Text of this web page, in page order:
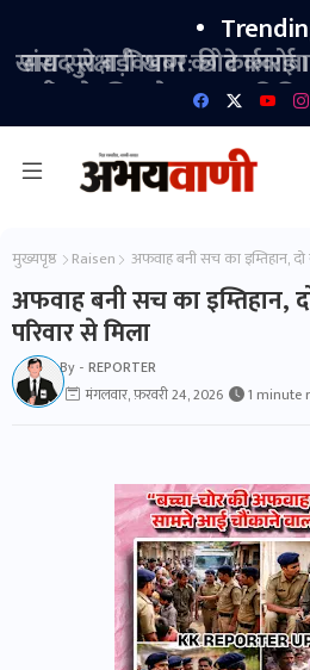
खाद्य सुरक्षा विभाग की
जांच के लिए भेजा नमूना
प्रतिष्ठानों का किया
मुख्यपृष्ठ Raisen अफवाह बनी सच का इम्तिहान,
अफवाह बनी सच का इम्तिहान,
परिवार से मिला
By - REPORTER
मंगलवार, फ़रवरी 24, 2026
1 minute